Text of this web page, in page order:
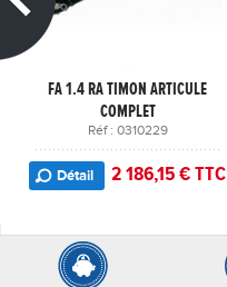
FA 1.4 RA TIMON ARTICULE
COMPLET
Réf : 0310229
Détail 2 186,15 € TTC